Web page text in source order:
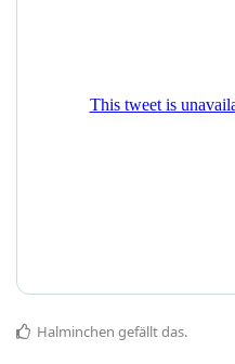
Halminchen gefällt das.